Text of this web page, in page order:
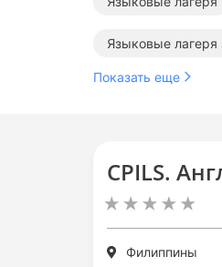
CPILS.
Филиппины
Языковые лагеря
Показать еще